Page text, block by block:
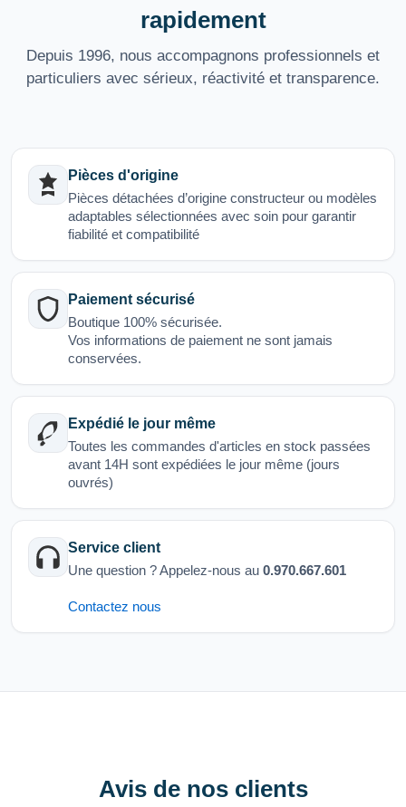
rapidement
Depuis 1996, nous accompagnons professionnels et
particuliers avec sérieux, réactivité et transparence.
Pièces d'origine
Pièces détachées d’origine constructeur ou modèles
adaptables sélectionnées avec soin pour garantir
fiabilité et compatibilité
Paiement sécurisé
Boutique 100% sécurisée.
Vos informations de paiement ne sont jamais
conservées.
Expédié le jour même
Toutes les commandes d'articles en stock passées
avant 14H sont expédiées le jour même (jours
ouvrés)
Service client
Une question ? Appelez-nous au 0.970.667.601
Contactez nous
Avis de nos clients